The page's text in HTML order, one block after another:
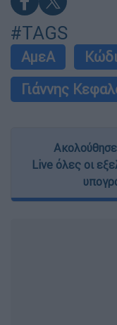
#TAGS
ΑμεΑ
Γιάννης
Live όλες οι